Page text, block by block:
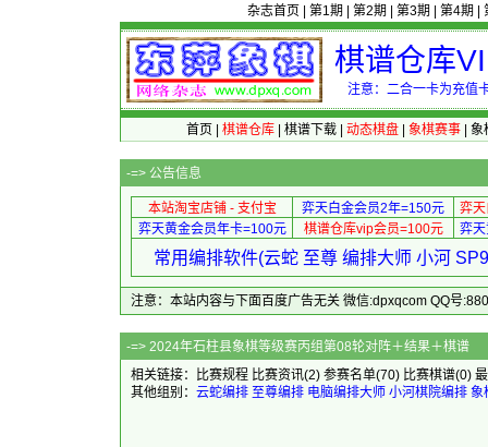
杂志首页 第1期 第2期 第3期 第4期
棋谱仓库
注意：二合一卡为充值
首页 棋谱仓库| 棋谱下载| 动态棋盘| 象棋赛事| 象
-=> 公告信息
本站淘宝店铺 - 支付宝 弈天白金会员2年=150元
弈
弈天黄金会员年卡=100元
棋谱仓库vip会员=100元 弈
常用编排软件(云蛇 至尊 编排大师 小河
注意：本站内容与下面百度广告无关 微信:dpxqcom QQ号
-=> 2024年石柱县象棋等级赛丙
相关链接：
比赛规程 比赛资讯(2) 参赛名单(70) 比赛棋谱(0)
其他组别： 云蛇编排 至尊编排 电脑编排大师 小河棋院编排 象